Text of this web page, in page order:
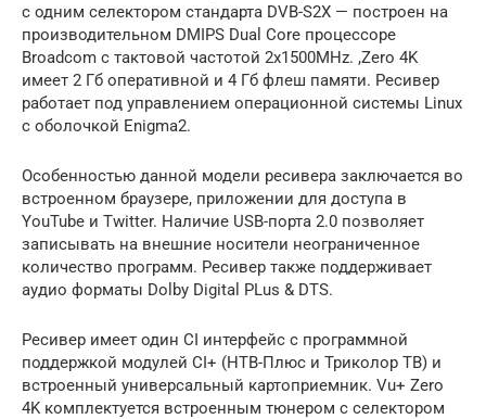
с одним селектором стандарта DVB-S2X — построен на
производительном DMIPS Dual Core процессоре
Broadcom с тактовой частотой 2х1500MHz. ,Zero 4K
имеет 2 Гб оперативной и 4 Гб флеш памяти. Ресивер
работает под управлением операционной системы Linux
с оболочкой Enigma2.
Особенностью данной модели ресивера заключается во
встроенном браузере, приложении для доступа в
YouTube и Twitter. Наличие USB-порта 2.0 позволяет
записывать на внешние носители неограниченное
количество программ. Ресивер также поддерживает
аудио форматы Dolby Digital PLus & DTS.
Ресивер имеет один CI интерфейс с программной
поддержкой модулей CI+ (НТВ-Плюс и Триколор ТВ) и
встроенный универсальный картоприемник. Vu+ Zero
4K комплектуется встроенным тюнером с селектором